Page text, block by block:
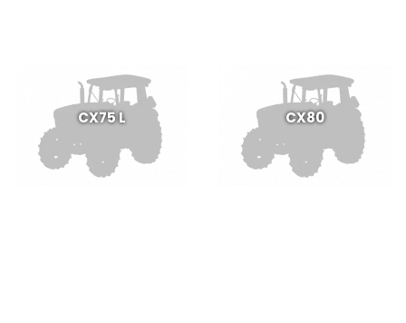
CX75 L CX80